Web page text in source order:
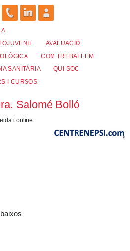
AVALUACIÓ
COM TREBALLEM
SANITÀRIA
QUI SOC
I CURSOS
Salomé Bolló
i online